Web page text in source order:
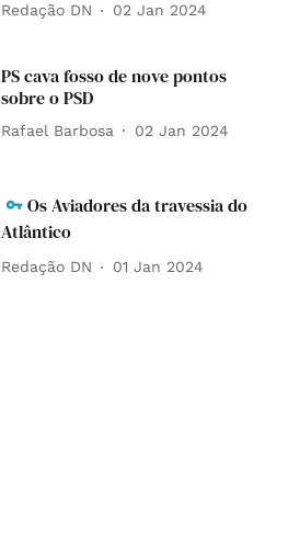
Redação DN 02 Jan 2024
PS cava fosso de nove pontos
sobre o PSD
Rafael Barbosa 02 Jan 2024
Os Aviadores da travessia do
Atlântico
Redação DN 01 Jan 2024